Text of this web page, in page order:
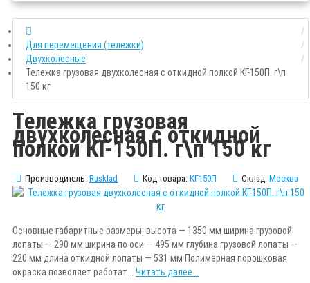
Для перемещения (тележки)
Двухколёсные
Тележка грузовая двухколесная с откидной полкой КГ-150П. г\п
150 кг
Тележка грузовая
двухколесная с откидной
полкой КГ-150П. г\п 150 кг
Производитель: Rusklad Код товара: КГ-150П Склад: Москва
Основные габаритные размеры: высота — 1350 мм ширина грузовой
лопаты — 290 мм ширина по оси — 495 мм глубина грузовой лопаты —
220 мм длина откидной лопаты — 531 мм Полимерная порошковая
окраска позволяет работат... Читать далее...